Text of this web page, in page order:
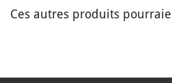
Ces autres produits